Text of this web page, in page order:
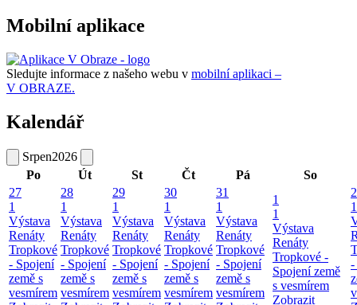
Mobilní aplikace
Sledujte informace z našeho webu v mobilní aplikaci –
V OBRAZE.
Kalendář
Srpen2026
Po
Út St Čt Pá
So
27
1
Výstava
Renáty
Tropkové
- Spojení
země s
vesmírem
28
1
Výstava
Renáty
Tropkové
- Spojení
země s
vesmírem
29
1
Výstava
Renáty
Tropkové
- Spojení
země s
vesmírem
30
1
Výstava
Renáty
Tropkové
- Spojení
země s
vesmírem
31
1
Výstava
Renáty
Tropkové
- Spojení
země s
vesmírem
1
1
Výstava
Renáty
Tropkové -
Spojení země
s vesmírem
Zobrazit
2
1
-